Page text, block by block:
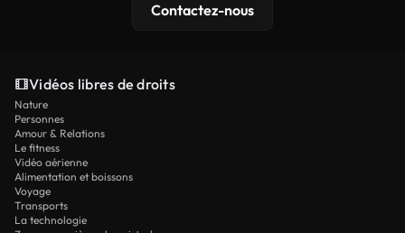
Contactez-nous
Vidéos libres de droits
Nature
Personnes
Amour & Relations
Le fitness
Vidéo aérienne
Alimentation et boissons
Voyage
Transports
La technologie